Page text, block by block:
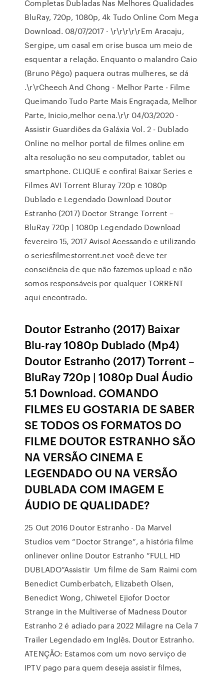
Completas Dubladas Nas Melhores Qualidades
BluRay, 720p, 1080p, 4k Tudo Online Com Mega
Download. 08/07/2017 · \r\r\r\r\rEm Aracaju,
Sergipe, um casal em crise busca um meio de
esquentar a relação. Enquanto o malandro Caio
(Bruno Pêgo) paquera outras mulheres, se dá
.\r\rCheech And Chong - Melhor Parte - Filme
Queimando Tudo Parte Mais Engraçada, Melhor
Parte, Inicio,melhor cena.\r\r 04/03/2020 ·
Assistir Guardiões da Galáxia Vol. 2 - Dublado
Online no melhor portal de filmes online em
alta resolução no seu computador, tablet ou
smartphone. CLIQUE e confira! Baixar Series e
Filmes AVI Torrent Bluray 720p e 1080p
Dublado e Legendado Download Doutor
Estranho (2017) Doctor Strange Torrent –
BluRay 720p | 1080p Legendado Download
fevereiro 15, 2017 Aviso! Acessando e utilizando
o seriesfilmestorrent.net você deve ter
consciência de que não fazemos upload e não
somos responsáveis por qualquer TORRENT
aqui encontrado.
Doutor Estranho (2017) Baixar
Blu-ray 1080p Dublado (Mp4)
Doutor Estranho (2017) Torrent –
BluRay 720p | 1080p Dual Áudio
5.1 Download. COMANDO
FILMES EU GOSTARIA DE SABER
SE TODOS OS FORMATOS DO
FILME DOUTOR ESTRANHO SÃO
NA VERSÃO CINEMA E
LEGENDADO OU NA VERSÃO
DUBLADA COM IMAGEM E
ÁUDIO DE QUALIDADE?
25 Out 2016 Doutor Estranho - Da Marvel
Studios vem “Doctor Strange”, a história filme
onlinever online Doutor Estranho ”FULL HD
DUBLADO”Assistir Um filme de Sam Raimi com
Benedict Cumberbatch, Elizabeth Olsen,
Benedict Wong, Chiwetel Ejiofor Doctor
Strange in the Multiverse of Madness Doutor
Estranho 2 é adiado para 2022 Milagre na Cela 7
Trailer Legendado em Inglês. Doutor Estranho.
ATENÇÃO: Estamos com um novo serviço de
IPTV pago para quem deseja assistir filmes,